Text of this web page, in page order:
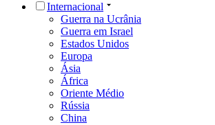
Internacional
Guerra na Ucrânia
Guerra em Israel
Estados Unidos
Europa
Ásia
África
Oriente Médio
Rússia
China